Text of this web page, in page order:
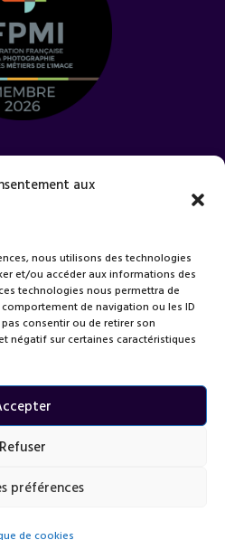
aux
nous utilisons des technologies
et/ou accéder aux informations des
technologies nous permettra de
de navigation ou les ID
consentir ou de retirer son
négatif sur certaines caractéristiques
Refuser
préférences
de cookies
projet ?
=